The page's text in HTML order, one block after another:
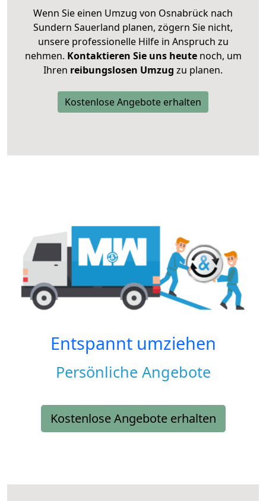
Wenn Sie einen Umzug von Osnabrück nach
Sundern Sauerland planen, zögern Sie nicht,
unsere professionelle Hilfe in Anspruch zu
nehmen. Kontaktieren Sie uns heutenoch, um
Ihren reibungslosen Umzug zu planen.
Kostenlose Angebote erhalten
Entspannt umziehen
Persönliche Angebote
Kostenlose Angebote erhalten